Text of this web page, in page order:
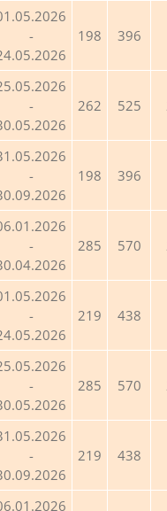
-
198 396
-
262 525
-
198 396
-
285 570
-
219 438
-
285 570
-
219 438